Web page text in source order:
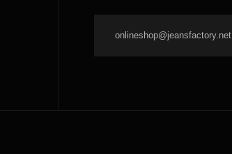
onlineshop@jeansfactory.net